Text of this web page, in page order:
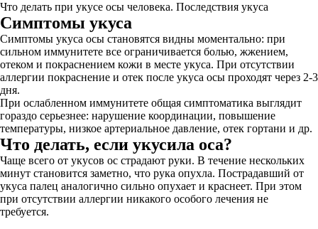
Что делать при укусе осы человека. Последствия укуса
Симптомы укуса
Симптомы укуса осы становятся видны моментально: при
сильном иммунитете все ограничивается болью, жжением,
отеком и покраснением кожи в месте укуса. При отсутствии
аллергии покраснение и отек после укуса осы проходят через 2-3
дня.
При ослабленном иммунитете общая симптоматика выглядит
гораздо серьезнее: нарушение координации, повышение
температуры, низкое артериальное давление, отек гортани и др.
Что делать, если укусила оса?
Чаще всего от укусов ос страдают руки. В течение нескольких
минут становится заметно, что рука опухла. Пострадавший от
укуса палец аналогично сильно опухает и краснеет. При этом
при отсутствии аллергии никакого особого лечения не
требуется.